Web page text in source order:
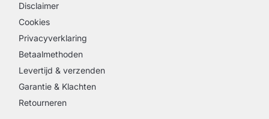
Disclaimer
Cookies
Privacyverklaring
Betaalmethoden
Levertijd & verzenden
Garantie & Klachten
Retourneren